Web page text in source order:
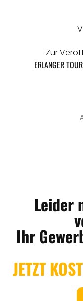
Zur
ERLANGER
Leider
Ihr
JETZT